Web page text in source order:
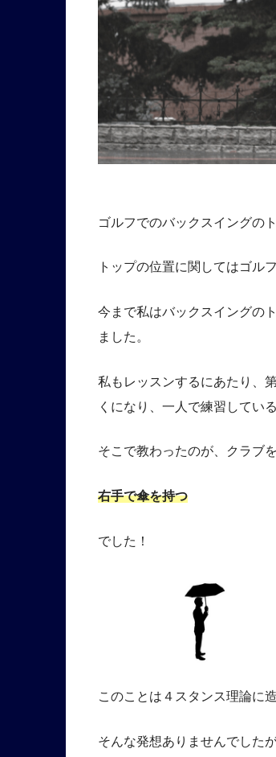
ゴルフでのバックスイングの
トップの位置に関してはゴル
今まで私はバックスイングの
ました。
私もレッスンするにあたり、
くになり、一人で練習してい
そこで教わったのが、クラブ
右手で傘を持つ
でした！
このことは４スタンス理論に
そんな発想ありませんでした